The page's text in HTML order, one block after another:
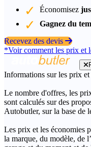
Économisez
Gagnez du
Recevez des devis
*Voir comment les prix et
Informations sur les prix
Le nombre d'offres, les
sont calculés sur des
Autobutler, sur la base de
Les prix et les économies
la marque, du modèle, de